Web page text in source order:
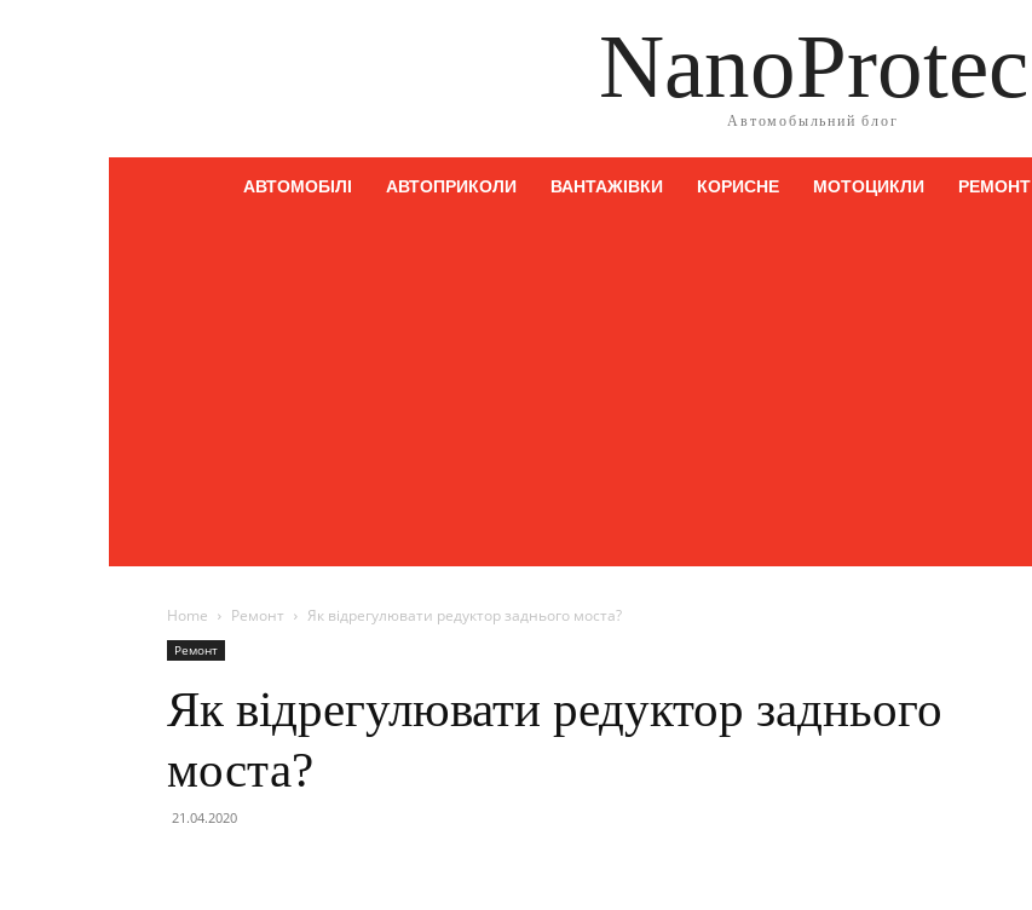
NanoProtec
Автомобыльний блог
АВТОМОБІЛІ АВТОПРИКОЛИ ВАНТАЖІВКИ КОРИСНЕ МОТОЦИКЛИ РЕМОНТ
Home Ремонт Як відрегулювати редуктор заднього моста?
Ремонт
Як відрегулювати редуктор заднього
моста?
21.04.2020